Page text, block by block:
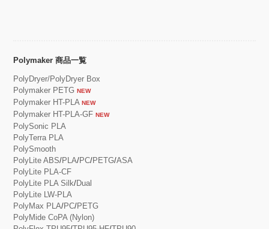
Polymaker 商品一覧
PolyDryer/PolyDryer Box
Polymaker PETG NEW
Polymaker HT-PLA NEW
Polymaker HT-PLA-GF NEW
PolySonic PLA
PolyTerra PLA
PolySmooth
PolyLite ABS/PLA/PC/PETG/ASA
PolyLite PLA-CF
PolyLite PLA Silk/Dual
PolyLite LW-PLA
PolyMax PLA/PC/PETG
PolyMide CoPA (Nylon)